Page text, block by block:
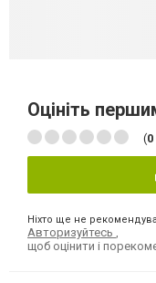
Оцініть
(0
Ніхто ще не
Авторизуйтесь
щоб оцінити і